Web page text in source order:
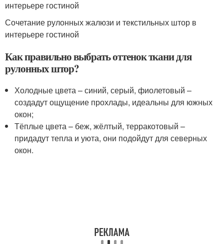
интерьере гостиной
Сочетание рулонных жалюзи и текстильных штор в
интерьере гостиной
Как правильно выбрать оттенок ткани для
рулонных штор?
Холодные цвета – синий, серый, фиолетовый –
создадут ощущение прохлады, идеальны для южных
окон;
Тёплые цвета – беж, жёлтый, терракотовый –
придадут тепла и уюта, они подойдут для северных
окон.